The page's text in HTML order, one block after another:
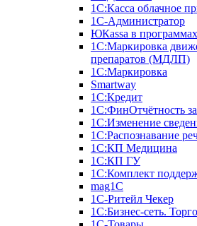
1С:Касса облачное
1С-Администратор
ЮКаssа в
1С:Маркировка
препаратов (МДЛП)
1С:Маркировка
Smartway
1С:Кредит
1С:ФинОтчётность
1С:Изменение
1С:Распознавание
1С:КП Медицина
1С:КП ГУ
1С:Комплект
mag1C
1С-Ритейл Чекер
1С:Бизнес-сеть.